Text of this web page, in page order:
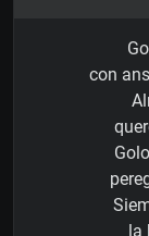
con